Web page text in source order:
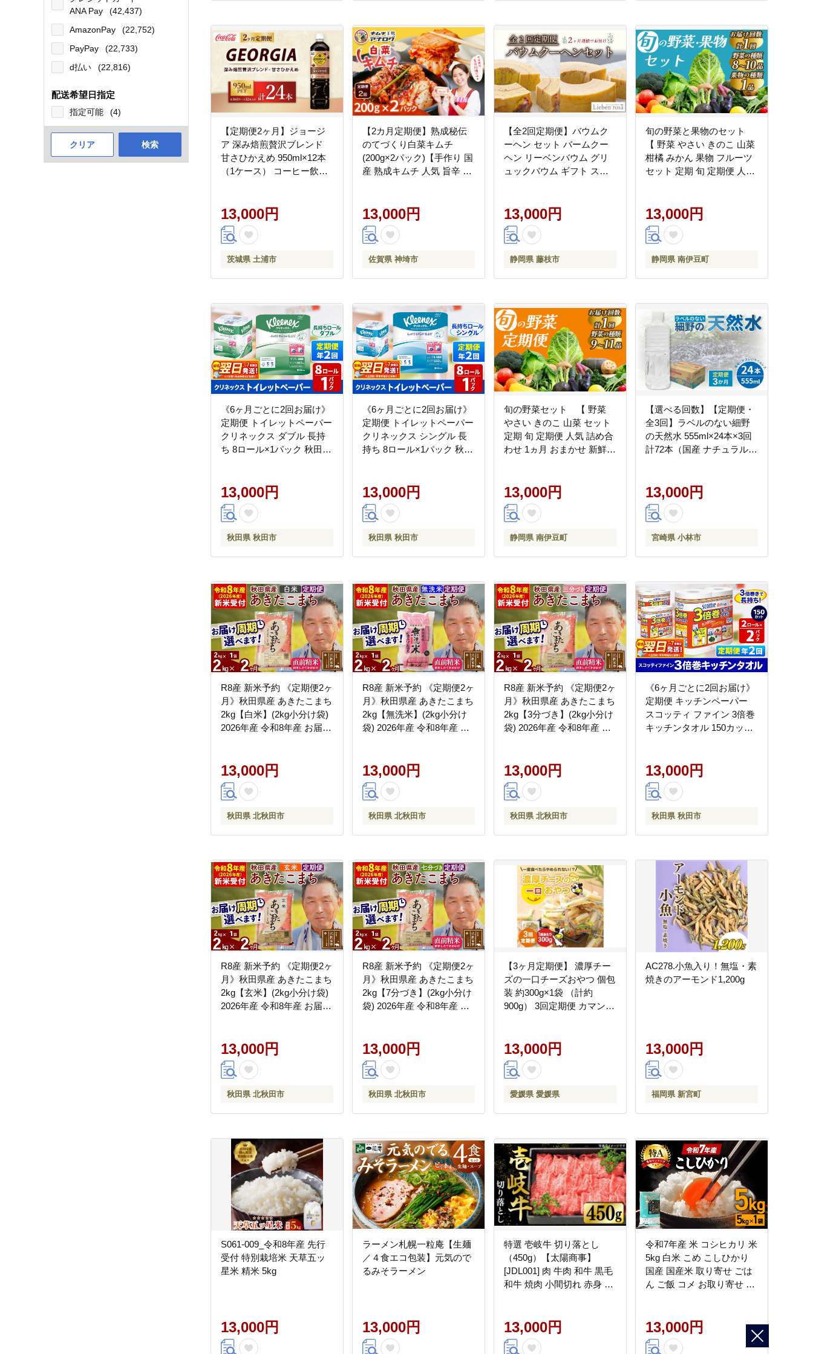
ANA Pay
(42,437)
AmazonPay
(22,752)
PayPay
(22,733)
d払い
(22,816)
配送希望日指定
指定可能 (4)
クリア 検索
【定期便2ヶ月】ジョージ
ア 深み焙煎贅沢ブレンド
甘さひかえめ 950ml×12本
（1ケース） コーヒー飲料
13,000円
茨城県 土浦市
【2カ月定期便】熟成秘伝
のてづくり白菜キムチ
(200g×2パック)【手作り 国
産 熟成キムチ 人気 旨辛 発
成タレ】(H104256)
13,000円
佐賀県 神埼市
【全2回定期便】バウムク
ーヘン セット バームクー
ヘン リーベンバウム グリ
ュックバウム ギフト スイ
静岡県 藤枝市
13,000円
静岡県 藤枝市
旬の野菜と果物のセット
【 野菜 やさい きのこ 山菜
柑橘 みかん 果物 フルーツ
セット 定期 旬 定期便 人気
13,000円
静岡県 南伊豆町
《6ヶ月ごとに2回お届け》
定期便 トイレットペーパー
クリネックス ダブル 長持
ち 8ロール×1パック 秋田市
ル トイレットペーパー 日
本製紙クレシア 定期便 新
生活]
13,000円
秋田県 秋田市
《6ヶ月ごとに2回お届け》
定期便 トイレットペーパー
クリネックス シングル 長
持ち 8ロール×1パック 秋田
ル トイレットペーパー 日
本製紙クレシア 定期便 新
生活]
13,000円
秋田県 秋田市
旬の野菜セット 【 野菜
やさい きのこ 山菜 セット
定期 旬 定期便 人気 詰め合
わせ 1ヵ月 おまかせ 新鮮
13,000円
静岡県 南伊豆町
【選べる回数】【定期便・
全3回】ラベルのない細野
の天然水 555ml×24本×3回
計72本（国産 ナチュラルウ
3ヵ月 中硬水 シリカ ラベル
レス 美容 人気 霧島 宮崎 小
林市 送料無料 長期保存）
13,000円
宮崎県 小林市
R8産 新米予約 《定期便2ヶ
月》秋田県産 あきたこまち
2kg【白米】(2kg小分け袋)
2026年産 令和8年産 お届け
り 秋田 お米 あきたこまち
米どころ 東北 北秋田市 定
期便 毎月お届け]
13,000円
秋田県 北秋田市
R8産 新米予約 《定期便2ヶ
月》秋田県産 あきたこまち
2kg【無洗米】(2kg小分け
袋) 2026年産 令和8年産 お
もり 秋田 お米 あきたこま
ち 米どころ 東北 北秋田市
定期便 毎月お届け]
13,000円
秋田県 北秋田市
R8産 新米予約 《定期便2ヶ
月》秋田県産 あきたこまち
2kg【3分づき】(2kg小分け
袋) 2026年産 令和8年産 お
もり 秋田 お米 あきたこま
ち 米どころ 東北 北秋田市
定期便 毎月お届け]
13,000円
秋田県 北秋田市
《6ヶ月ごとに2回お届け》
定期便 キッチンペーパー
スコッティ ファイン 3倍巻
キッチンタオル 150カット
コッティ キッチンペーパー
日本製紙クレシア 定期便]
13,000円
秋田県 秋田市
R8産 新米予約 《定期便2ヶ
月》秋田県産 あきたこまち
2kg【玄米】(2kg小分け袋)
2026年産 令和8年産 お届け
り 秋田 お米 あきたこまち
米どころ 東北 北秋田市 定
期便 毎月お届け]
13,000円
秋田県 北秋田市
R8産 新米予約 《定期便2ヶ
月》秋田県産 あきたこまち
2kg【7分づき】(2kg小分け
袋) 2026年産 令和8年産 お
もり 秋田 お米 あきたこま
ち 米どころ 東北 北秋田市
定期便 毎月お届け]
13,000円
秋田県 北秋田市
【3ヶ月定期便】 濃厚チー
ズの一口チーズおやつ 個包
装 約300g×1袋 （計約
900g） 3回定期便 カマンベ
媛 常温 【えひめの町
（超）推し！ （松前町）】
（940）
13,000円
愛媛県 愛媛県
AC278.小魚入り！無塩・素
焼きのアーモンド1,200g
13,000円
福岡県 新宮町
S061-009_令和8年産 先行
受付 特別栽培米 天草五ッ
星米 精米 5kg
13,000円
ラーメン札幌一粒庵【生麺
／４食エコ包装】元気ので
るみそラーメン
13,000円
特選 壱岐牛 切り落とし
（450g）【太陽商事】
[JDL001] 肉 牛肉 和牛 黒毛
和牛 焼肉 小間切れ 赤身 切
13,000円
令和7年産 米 コシヒカリ 米
5kg 白米 こめ こしひかり
国産 国産米 取り寄せ ごは
ん ご飯 コメ お取り寄せ お
贈り物 茨城県 笠間市 いば
らき
13,000円